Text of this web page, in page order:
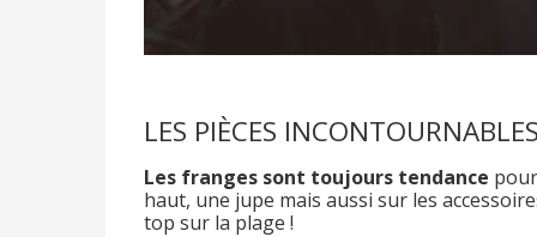
LES PIÈCES
Les franges sont toujours tendance
haut, une jupe mais aussi sur les
top sur la plage !